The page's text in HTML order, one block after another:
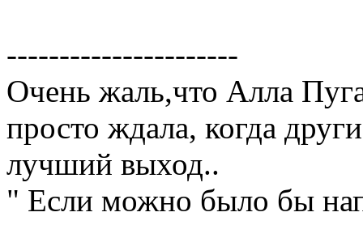
----------------------
Очень жаль,что Алла
просто ждала, когда
лучший выход..
" Если можно было бы